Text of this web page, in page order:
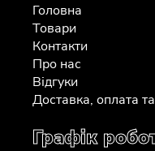
Головна
Товари
Контакти
Про нас
Відгуки
Доставка, оплата
Графік